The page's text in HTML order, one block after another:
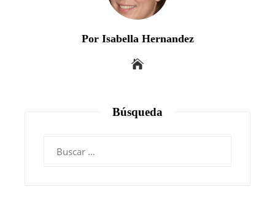
Por Isabella Hernandez
Búsqueda